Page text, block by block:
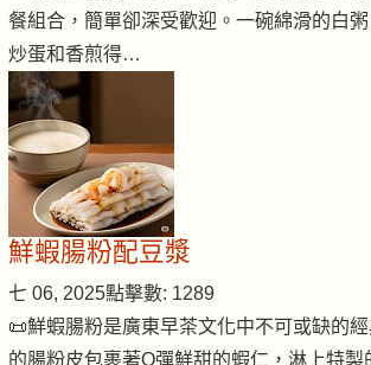
餐組合，簡單卻深受歡迎。一碗綿滑的白
炒蛋和香煎得…
鮮蝦腸粉配豆漿
七 06, 2025點擊數: 1289
📜鮮蝦腸粉是廣東早茶文化中不可或缺的
的腸粉皮包裹著Q彈鮮甜的蝦仁，淋上特製